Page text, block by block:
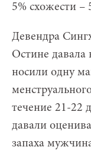
5% схожести –
Девендра
Остине
носили одну
течение 21-22
давали
запаха